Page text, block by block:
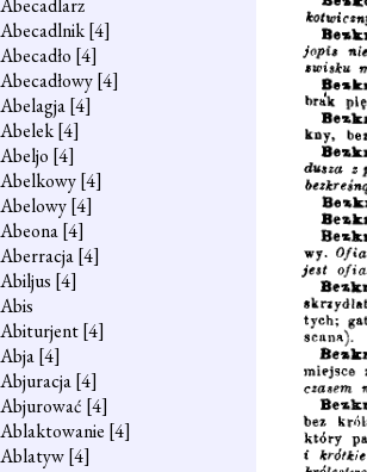
Abecadlarz
Abecadlnik[4]
Abecadło [4]
Abecadłowy[4]
Abelagja[4]
Abelek[4]
Abeljo [4]
Abelkowy[4]
Abelowy[4]
Abeona[4]
Aberracja[4]
Abiljus [4]
Abis
Abiturjent[4]
Abja[4]
Abjuracja[4]
Abjurować [4]
Ablaktowanie [4]
Ablatyw[4]